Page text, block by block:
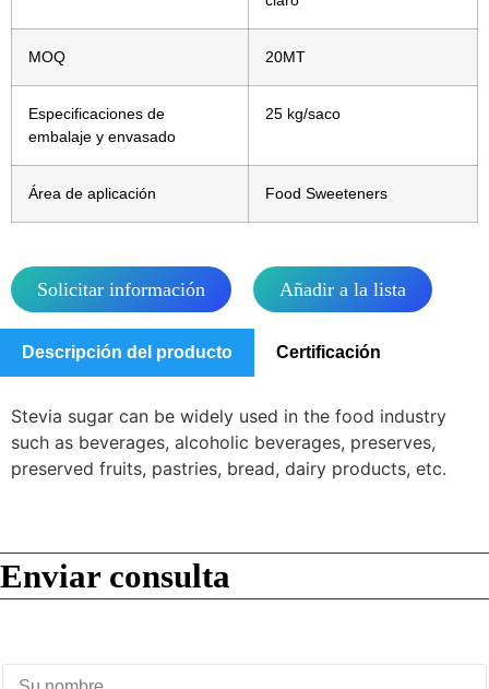
MOQ 20MT
Especificaciones de
embalaje y envasado
25 kg/saco
Área de aplicación Food Sweeteners
Solicitar información Añadir a la lista
Descripción del producto Certificación
Stevia sugar can be widely used in the food industry
such as beverages, alcoholic beverages, preserves,
preserved fruits, pastries, bread, dairy products, etc.
Enviar consulta